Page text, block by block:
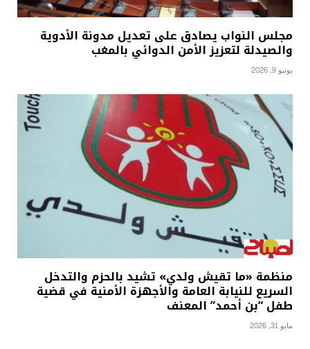
مجلس النواب يصادق على تعديل مدونة الأدوية
والصيدلة لتعزيز الأمن الدوائي بالمغب
يونيو 9, 2026
منظمة «ما تقيش ولدي» تشيد بالحزم والتدخل
السريع للنيابة العامة والأجهزة الأمنية في قضية
طفل “بن أحمد” المعنف
مايو 31, 2026